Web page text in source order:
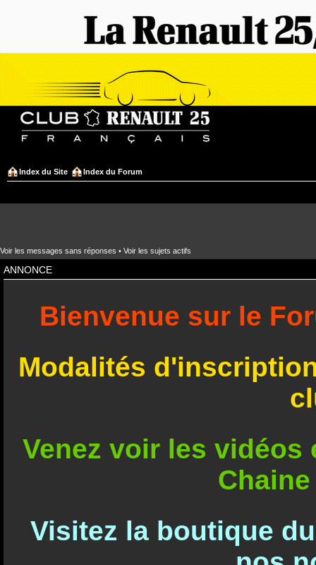
Index du Site Index du Forum
Voir les messages sans réponses • Voir les sujets actifs
ANNONCE
Bienvenue sur le
Modalités
Venez voir les
Visitez la boutique